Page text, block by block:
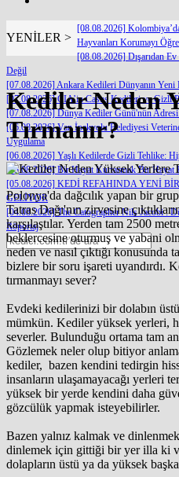
YENİLER >
[08.08.2026]
Hayvanları Korumayı
[08.08.2026] Dışarıdan Ev
Değil
[07.08.2026] Ankara Kedileri Dünyanın
[07.08.2026] CIA’in Casus Kedileri ve Gizli
[07.08.2026] Dünya Kediler Günü'nün
[06.08.2026] Van İpekyolu Belediyesi
Uygulama
[06.08.2026] Yaşlı Kedilerde Gizli Tehlike:
[05.08.2026] Bir Hayat Kurtarmak Bir Hayat
[05.08.2026] KEDİ REFAHINDA YENİ
GELİYOR
[04.08.2026] The Catographer Nils Jacobi :
Röportaj
Kediler Neden
Tırmanır?
Polonya'da dağcılık yapan bir
Tatras Dağı'nın zirvesine
karşılaştılar. Yerden tam 2500
beklercesine oturmuş ve yabani
neden ve nasıl çıktığı konusunda
bizlere bir soru işareti uyandırdı.
tırmanmayı sever?
Evdeki kedilerinizi bir dolabın
mümkün. Kediler yüksek yerleri,
severler. Bulunduğu ortama tam
Gözlemek neler olup bitiyor
kediler, bazen kendini tedirgin
insanların ulaşamayacağı yerleri
yüksek bir yerde kendini daha
gözcülük yapmak isteyebilirler.
Bazen yalnız kalmak ve
dinlemek için gittiği bir yer illa ki
dolapların üstü ya da yüksek